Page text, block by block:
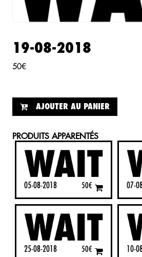
19-08-2018
50€
AJOUTER AU PANIER
PRODUITS APPARENTÉS
05-08-2018 50€ 07-
25-08-2018 50€ 10-